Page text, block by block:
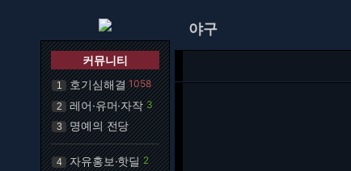
커뮤니티
1 호기심해결 1058
2 레어·유머·자작 3
3 명예의 전당
4 자유홍보·핫딜 2
야구